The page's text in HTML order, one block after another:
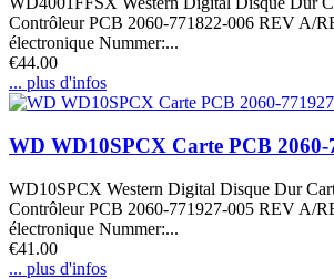
Contrôleur PCB 2060-771822-006 REV A/
électronique Nummer:...
€44.00
... plus d'infos
WD WD10SPCX Carte PCB 2060-
WD10SPCX Western Digital Disque Dur
Contrôleur PCB 2060-771927-005 REV A/
électronique Nummer:...
€41.00
... plus d'infos